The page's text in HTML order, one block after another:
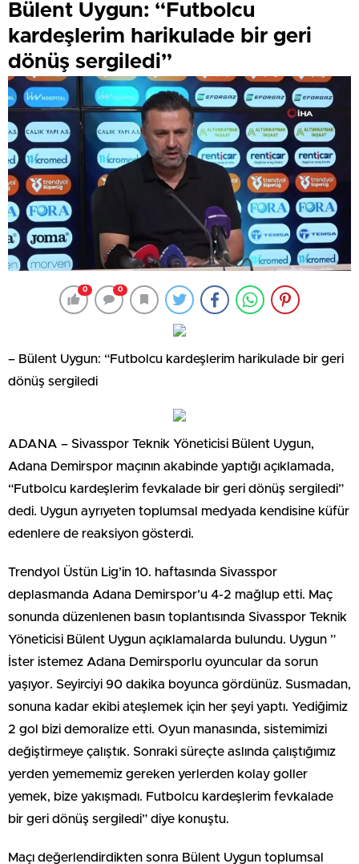
Bülent Uygun: “Futbolcu
kardeşlerim harikulade bir geri
dönüş sergiledi”
0 0
– Bülent Uygun: “Futbolcu kardeşlerim harikulade bir geri
dönüş sergiledi
ADANA – Sivasspor Teknik Yöneticisi Bülent Uygun,
Adana Demirspor maçının akabinde yaptığı açıklamada,
“Futbolcu kardeşlerim fevkalade bir geri dönüş sergiledi”
dedi. Uygun ayrıyeten toplumsal medyada kendisine küfür
edenlere de reaksiyon gösterdi.
Trendyol Üstün Lig’in 10. haftasında Sivasspor
deplasmanda Adana Demirspor’u 4-2 mağlup etti. Maç
sonunda düzenlenen basın toplantısında Sivasspor Teknik
Yöneticisi Bülent Uygun açıklamalarda bulundu. Uygun ”
İster istemez Adana Demirsporlu oyuncular da sorun
yaşıyor. Seyirciyi 90 dakika boyunca gördünüz. Susmadan,
sonuna kadar ekibi ateşlemek için her şeyi yaptı. Yediğimiz
2 gol bizi demoralize etti. Oyun manasında, sistemimizi
değiştirmeye çalıştık. Sonraki süreçte aslında çalıştığımız
yerden yemememiz gereken yerlerden kolay goller
yemek, bize yakışmadı. Futbolcu kardeşlerim fevkalade
bir geri dönüş sergiledi” diye konuştu.
Maçı değerlendirdikten sonra Bülent Uygun toplumsal